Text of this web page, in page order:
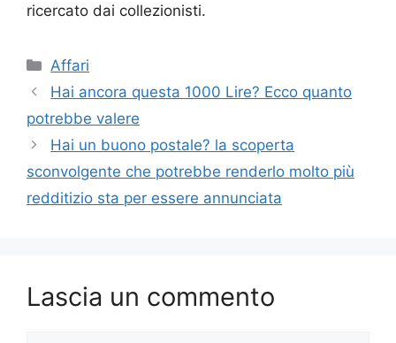
ricercato dai collezionisti.
Categorie
Affari
Hai ancora questa 1000 Lire? Ecco quanto
potrebbe valere
Hai un buono postale? la scoperta
sconvolgente che potrebbe renderlo molto più
redditizio sta per essere annunciata
Lascia un commento